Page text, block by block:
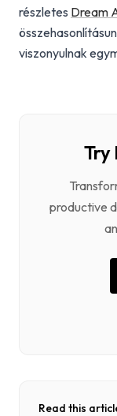
részletes Dream
viszonyulnak
Try
productive
Read this